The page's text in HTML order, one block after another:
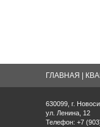
ГЛАВНАЯ
630099, г.
ул. Ленина, 12
Телефон: +7